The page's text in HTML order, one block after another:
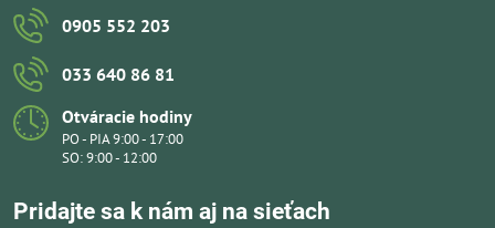
0905 552 203
033 640 86 81
Otváracie hodiny
PO - PIA 9:00 - 17:00
SO: 9:00 - 12:00
Pridajte sa k nám aj na sieťach